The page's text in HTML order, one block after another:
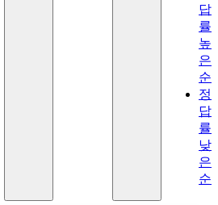
답
률
높
은
순
정
답
률
낮
은
순